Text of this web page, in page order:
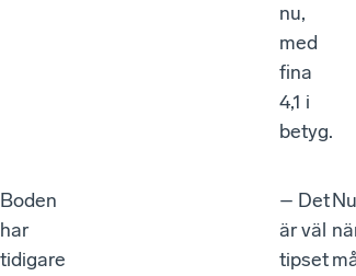
nu,
med
fina
4,1 i
betyg.
Boden
har
tidigare
– Det
är väl
tipset
Nu